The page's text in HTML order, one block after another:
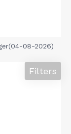
08-2026)
Filters